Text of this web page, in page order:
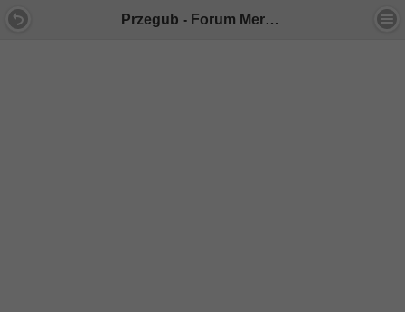
Przegub - Forum Mercedes E-Klasa